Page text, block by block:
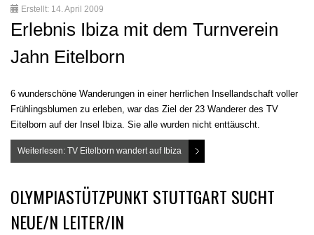
Erstellt: 14. April 2009
Erlebnis Ibiza mit dem Turnverein
Jahn Eitelborn
6 wunderschöne Wanderungen in einer herrlichen Insellandschaft voller
Frühlingsblumen zu erleben, war das Ziel der 23 Wanderer des TV
Eitelborn auf der Insel Ibiza. Sie alle wurden nicht enttäuscht.
Weiterlesen: TV Eitelborn wandert auf Ibiza
OLYMPIASTÜTZPUNKT STUTTGART SUCHT
NEUE/N LEITER/IN